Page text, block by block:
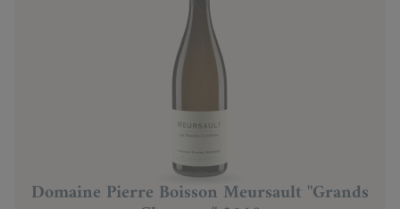
Domaine Pierre Boisson Meursault "Grands